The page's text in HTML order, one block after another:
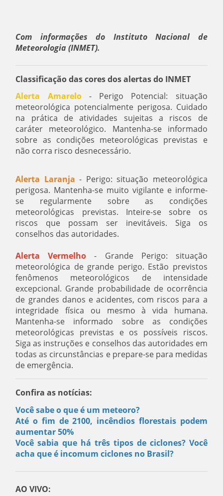
Com informações do Instituto Nacional de
Meteorologia (INMET).
Classificação das cores dos alertas do INMET
Alerta Amarelo
- Perigo Potencial: situação
meteorológica potencialmente perigosa. Cuidado
na prática de atividades sujeitas a riscos de
caráter meteorológico. Mantenha-se informado
sobre as condições meteorológicas previstas e
não corra risco desnecessário.
Alerta Laranja - Perigo: situação meteorológica
perigosa. Mantenha-se muito vigilante e informe-
se regularmente sobre as condições
meteorológicas previstas. Inteire-se sobre os
riscos que possam ser inevitáveis. Siga os
conselhos das autoridades.
Alerta Vermelho - Grande Perigo: situação
meteorológica de grande perigo. Estão previstos
fenômenos meteorológicos de intensidade
excepcional. Grande probabilidade de ocorrência
de grandes danos e acidentes, com riscos para a
integridade física ou mesmo à vida humana.
Mantenha-se informado sobre as condições
meteorológicas previstas e os possíveis riscos.
Siga as instruções e conselhos das autoridades em
todas as circunstâncias e prepare-se para medidas
de emergência.
Confira as notícias:
Você sabe o que é um meteoro?
Até o fim de 2100, incêndios florestais podem
aumentar 50%
Você sabia que há três tipos de ciclones? Você
acha que é incomum ciclones no Brasil?
AO VIVO: